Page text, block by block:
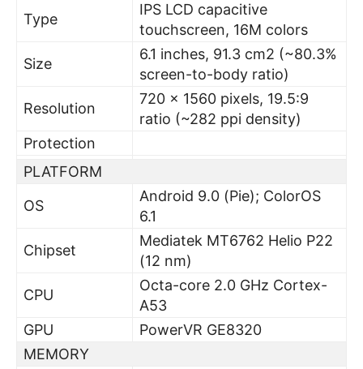
Type
IPS LCD capacitive
touchscreen, 16M colors
Size
6.1 inches, 91.3 cm2 (~80.3%
screen-to-body ratio)
Resolution
720 x 1560 pixels, 19.5:9
ratio (~282 ppi density)
Protection
PLATFORM
OS
Android 9.0 (Pie); ColorOS
6.1
Chipset
Mediatek MT6762 Helio P22
(12 nm)
CPU
Octa-core 2.0 GHz Cortex-
A53
GPU
PowerVR GE8320
MEMORY